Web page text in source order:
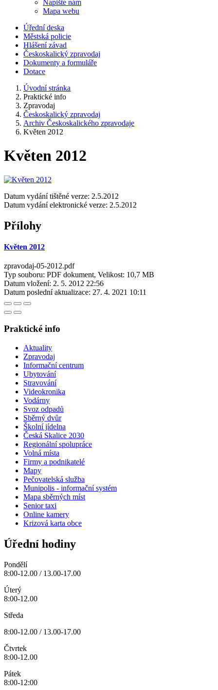
Napište nám
Mapa webu
Úřední deska
Městská policie
Hlášení závad
Českoskalický zpravodaj
Dokumenty a formuláře
Dotace
Úvodní stránka
Praktické info
Zpravodaj
Českoskalický zpravodaj
Archiv Českoskalického zpravodaje
Květen 2012
Květen 2012
Datum vydání tištěné verze: 2.5.2012
Datum vydání elektronické verze: 2.5.2012
Přílohy
Květen 2012
zpravodaj-05-2012.pdf
Typ souboru: PDF dokument, Velikost: 10,7 MB
Datum vložení: 2. 5. 2012 22:56
Datum poslední aktualizace: 27. 4. 2021 10:11
Praktické info
Aktuality
Zpravodaj
Informační centrum
Ubytování
Stravování
Videokronika
Vodárny
Svoz odpadů
Sběrný dvůr
Školní jídelna
Česká Skalice 2030
Regionální spolupráce
Volná místa
Firmy a podnikatelé
Mapy
Pečovatelská služba
Munipolis - informační systém
Mapa sběrných míst
Senior taxi
Online kamery
Krizová karta obce
Úřední hodiny
Pondělí
8:00-12.00 / 13.00-17.00
Úterý
8:00-12.00
Středa
8:00-12.00 / 13.00-17.00
Čtvrtek
8:00-12.00
Pátek
8:00-12:00